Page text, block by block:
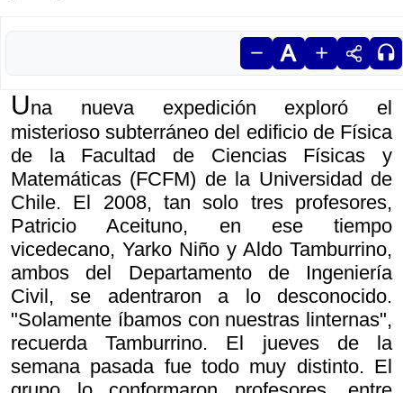
Una nueva expedición exploró el
misterioso subterráneo del edificio de Física
de la Facultad de Ciencias Físicas y
Matemáticas (FCFM) de la Universidad de
Chile. El 2008, tan solo tres profesores,
Patricio Aceituno, en ese tiempo
vicedecano, Yarko Niño y Aldo Tamburrino,
ambos del Departamento de Ingeniería
Civil, se adentraron a lo desconocido.
"Solamente íbamos con nuestras linternas",
recuerda Tamburrino. El jueves de la
semana pasada fue todo muy distinto. El